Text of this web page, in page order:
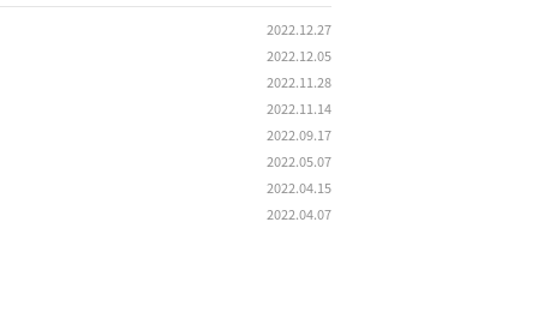
2022.12.27
2022.12.05
2022.11.28
2022.11.14
2022.09.17
2022.05.07
2022.04.15
2022.04.07